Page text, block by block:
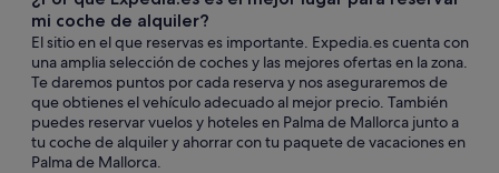
mi coche de alquiler?
El sitio en el que reservas es importante. Expedia.es cuenta con
una amplia selección de coches y las mejores ofertas en la zona.
Te daremos puntos por cada reserva y nos aseguraremos de
que obtienes el vehículo adecuado al mejor precio. También
puedes reservar vuelos y hoteles en Palma de Mallorca junto a
tu coche de alquiler y ahorrar con tu paquete de vacaciones en
Palma de Mallorca.